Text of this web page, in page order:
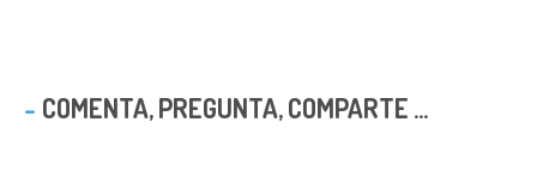
COMENTA, PREGUNTA, COMPARTE ...